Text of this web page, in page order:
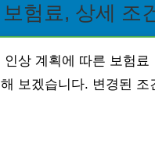
험료, 상세 조
인상 계획에 따른 보험
보겠습니다. 변경된